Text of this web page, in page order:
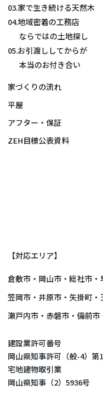
03.家で生き続ける天然木
04.地域密着の工務店
ならではの土地探し
05.お引渡ししてからが
本当のお付き合い
家づくりの流れ
平屋
アフター・保証
ZEH目標公表資料
【対応エリア】
倉敷市 ・ 岡山市 ・総社市
笠岡市・井原市・矢掛町・
瀬戸内市・赤磐市・備前市
建設業許可番号
岡山県知事許可（般-4）第
宅地建物取引業
岡山県知事（2）5936号